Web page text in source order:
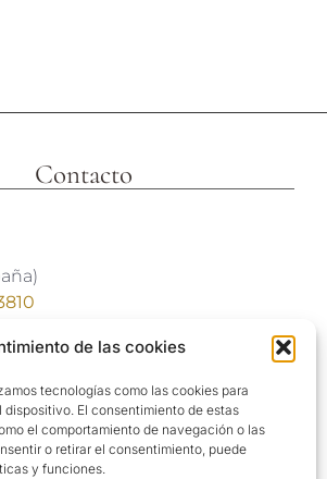
de las cookies
tecnologías como las cookies para
El consentimiento de estas
el comportamiento de navegación o las
o retirar el consentimiento, puede
y funciones.
Contacto